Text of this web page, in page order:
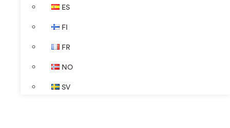
ES
FI
FR
NO
SV